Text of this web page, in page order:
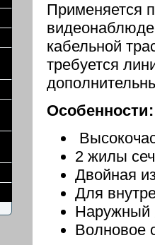
Применяется
кабельной
требуется
Особенности:
2 жилы
Двойная
Для
Волновое